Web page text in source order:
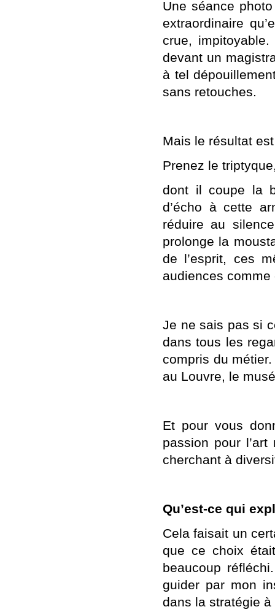
Une séance
extraordinaire
crue,
devant un
à tel
sans retouches.
Mais le résultat
Prenez le
dont il coupe la
d’écho à cette
réduire au
prolonge la
de l’esprit, ces
audiences
Je ne sais pas si
dans tous les
compris du
au Louvre, le
Et pour vous
passion pour
cherchant à
Qu’est-ce qui
Cela faisait un
que ce choix
beaucoup
guider par mon
dans la stratégie à